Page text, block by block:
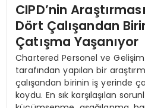
TEKNOLOJI
YAŞAM
CIPD’nin
Dört Çalışandan
Çatışma Yaşanıyor
Chartered Personel ve
tarafından yapılan bir
çalışandan birinin iş yerinde
koydu. En sık karşılaşılan